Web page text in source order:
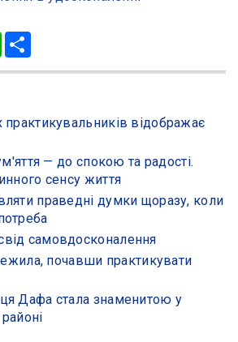
WhatsApp
відображає
— до спокою та радості.
сенсу життя
праведні думки щоразу, коли
самовдосконалення
почавши практикувати
Дафа стала знаменитою у